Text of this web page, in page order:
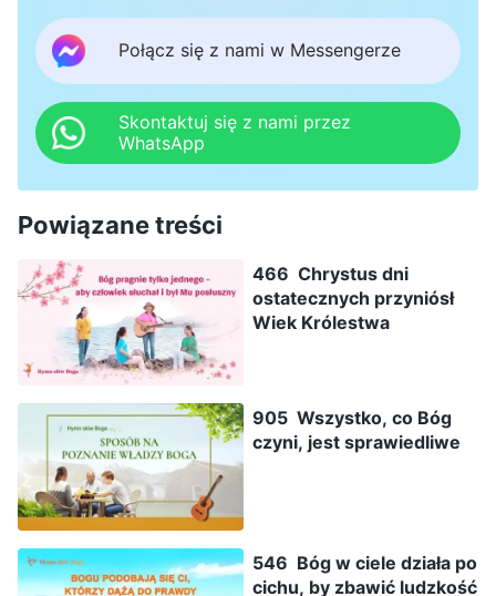
Połącz się z nami w Messengerze
Skontaktuj się z nami przez
WhatsApp
Powiązane treści
466 Chrystus dni
ostatecznych przyniósł
Wiek Królestwa
905 Wszystko, co Bóg
czyni, jest sprawiedliwe
546 Bóg w ciele działa po
cichu, by zbawić ludzkość